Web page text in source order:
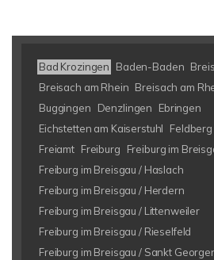
Bad Krozingen Baden-Baden
Breisach am Rhein Breisach am
Buggingen
Denzlingen
Ebringen
Eichstetten am Kaiserstuhl
Freiamt Freiburg
Freiburg im
Freiburg im Breisgau / Haslach
Freiburg im Breisgau / Herdern
Freiburg im Breisgau / Littenweiler
Freiburg im Breisgau / Rieselfeld
Freiburg im Breisgau / Sankt